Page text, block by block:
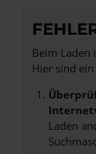
Beim Laden
Hier sind
Laden